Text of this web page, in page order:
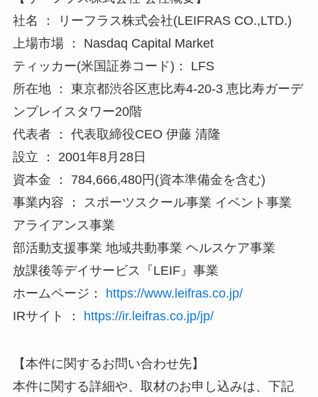
社名 ： リーフラス株式会社(LEIFRAS CO.,LTD.)
上場市場 ： Nasdaq Capital Market
ティッカー(米国証券コード)： LFS
所在地 ： 東京都渋谷区恵比寿4-20-3 恵比寿ガーデ
ンプレイスタワー20階
代表者 ： 代表取締役CEO 伊藤 清隆
設立 ： 2001年8月28日
資本金 ： 784,666,480円(資本準備金を含む)
事業内容 ： スポーツスクール事業 イベント事業
アライアンス事業
部活動支援事業 地域共動事業 ヘルスケア事業
放課後等デイサービス『LEIF』事業
ホームページ： https://www.leifras.co.jp/
IRサイト ： https://ir.leifras.co.jp/jp/
【本件に関するお問い合わせ先】
本件に関する詳細や、取材のお申し込みは、下記